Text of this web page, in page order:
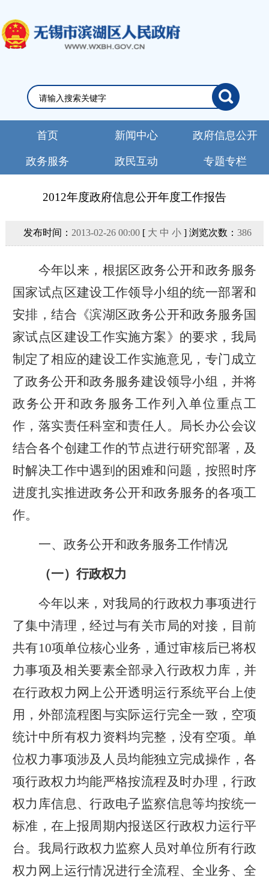
首页 新闻中心 政府信息公开
政务服务 政民互动 专题专栏
2012年度政府信息公开年度工作报告
发布时间： 2013-02-26 00:00[ 大 中 小] 浏览次数： 386
今年以来，根据区政务公开和政务服务
国家试点区建设工作领导小组的统一部署和
安排，结合《滨湖区政务公开和政务服务国
家试点区建设工作实施方案》的要求，我局
制定了相应的建设工作实施意见，专门成立
了政务公开和政务服务建设领导小组，并将
政务公开和政务服务工作列入单位重点工
作，落实责任科室和责任人。局长办公会议
结合各个创建工作的节点进行研究部署，及
时解决工作中遇到的困难和问题，按照时序
进度扎实推进政务公开和政务服务的各项工
作。
一、政务公开和政务服务工作情况
（一）行政权力
今年以来，对我局的行政权力事项进行
了集中清理，经过与有关市局的对接，目前
共有10项单位核心业务，通过审核后已将权
力事项及相关要素全部录入行政权力库，并
在行政权力网上公开透明运行系统平台上使
用，外部流程图与实际运行完全一致，空项
统计中所有权力资料均完整，没有空项。单
位权力事项涉及人员均能独立完成操作，各
项行政权力均能严格按流程及时办理，行政
权力库信息、行政电子监察信息等均按统一
标准，在上报周期内报送区行政权力运行平
台。我局行政权力监察人员对单位所有行政
权力网上运行情况进行全流程、全业务、全